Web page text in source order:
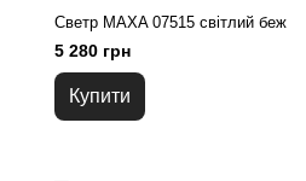
Светр MAXA 07515 світлий беж
5 280 грн
Купити